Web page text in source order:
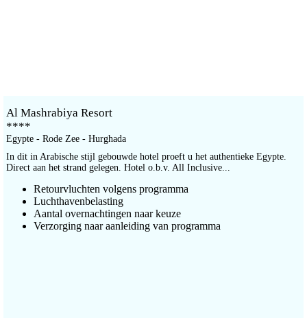
Al Mashrabiya Resort
****
Egypte - Rode Zee - Hurghada
In dit in Arabische stijl gebouwde hotel proeft u het authentieke Egypte.
Direct aan het strand gelegen. Hotel o.b.v. All Inclusive...
Retourvluchten volgens programma
Luchthavenbelasting
Aantal overnachtingen naar keuze
Verzorging naar aanleiding van programma